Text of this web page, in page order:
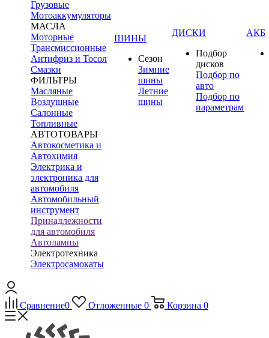
Грузовые
Мотоаккумуляторы
МАСЛА
Моторные
Трансмиссионные
Антифриз и Тосол
Смазки
ФИЛЬТРЫ
Масляные
Воздушные
Салонные
Топливные
АВТОТОВАРЫ
Автокосметика и
Автохимия
Электрика и
электроника для
автомобиля
Автомобильный
инструмент
Принадлежности
для автомобиля
Автолампы
Электротехника
Электросамокаты
ШИНЫ
Сезон
Зимние
шины
Летние
шины
ДИСКИ
Подбор
дисков
Подбор по
авто
Подбор по
параметрам
АКБ
Сравнение0 Отложенные 0 Корзина 0